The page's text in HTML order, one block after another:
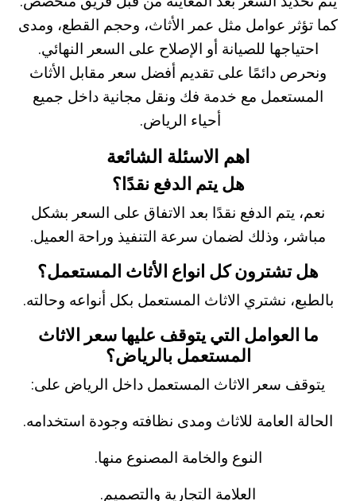
كما تؤثر عوامل مثل عمر الأثاث، وحجم القطع، ومدى
احتياجها للصيانة أو الإصلاح على السعر النهائي.
ونحرص دائمًا على تقديم أفضل سعر مقابل الأثاث
المستعمل مع خدمة فك ونقل مجانية داخل جميع
أحياء الرياض.
اهم الاسئلة الشائعة
هل يتم الدفع نقدًا؟
نعم، يتم الدفع نقدًا بعد الاتفاق على السعر بشكل
مباشر، وذلك لضمان سرعة التنفيذ وراحة العميل.
هل تشترون كل انواع الأثاث المستعمل؟
بالطبع، نشتري الاثاث المستعمل بكل أنواعه وحالته.
ما العوامل التي يتوقف عليها سعر الاثاث
المستعمل بالرياض؟
يتوقف سعر الاثاث المستعمل داخل الرياض على:
الحالة العامة للاثاث ومدى نظافته وجودة استخدامه.
النوع والخامة المصنوع منها.
العلامة التجارية والتصميم.